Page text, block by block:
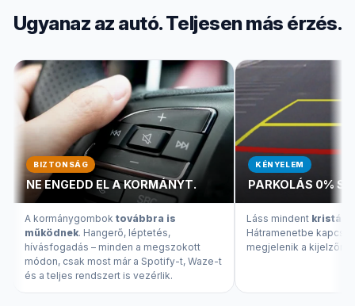
Ugyanaz az autó. Teljesen más érzés.
BIZTONSÁG
NE ENGEDD EL A KORMÁNYT.
A kormánygombok továbbra is
működnek. Hangerő, léptetés,
hívásfogadás – minden a megszokott
módon, csak most már a Spotify-t, Waze-t
és a teljes rendszert is vezérlik.
KÉNYELEM
PARKOLÁS 0%
Láss mindent
Hátramenetbe
megjelenik a kijelzőn.